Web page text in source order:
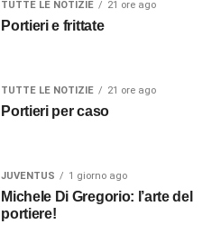
TUTTE LE NOTIZIE 21 ore ago
Portieri e frittate
TUTTE LE NOTIZIE 21 ore ago
Portieri per caso
JUVENTUS 1 giorno ago
Michele Di Gregorio: l’arte del
portiere!